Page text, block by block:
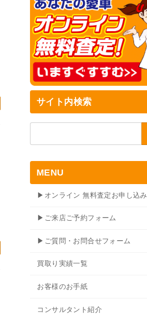
サイト内検索
索:
MENU
▶オンライン 無料査定お申し込み
▶ご来店ご予約フォーム
▶ご質問・お問合せフォーム
買取り実績一覧
お客様のお手紙
コンサルタント紹介